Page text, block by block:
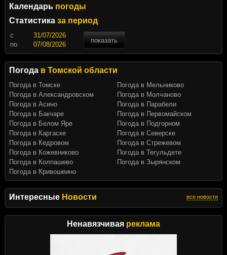
Интересные Новости все новости
Ненавязчивая реклама
Календарь погоды
Статистика за период
c
показать
по
Погода в Томской области
Погода в Томске
Погода в Александровском
Погода в Асино
Погода в Бакчаре
Погода в Белом Яре
Погода в Каргаске
Погода в Кедровом
Погода в Кожевниково
Погода в Колпашево
Погода в Кривошеино
Погода в Мельниково
Погода в Молчаново
Погода в Парабели
Погода в Первомайском
Погода в Подгорном
Погода в Северске
Погода в Стрежевом
Погода в Тегульдете
Погода в Зырянском